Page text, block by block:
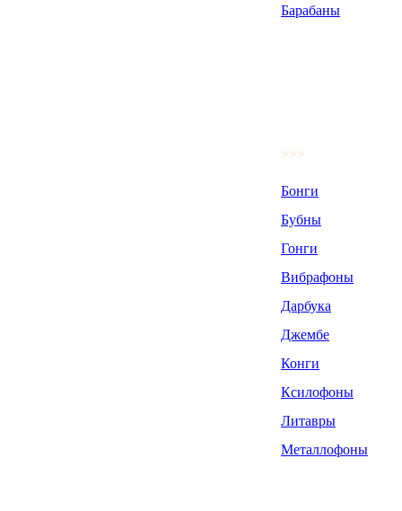
Барабаны
>>>
Бонги
Бубны
Гонги
Вибрафоны
Дарбука
Джембе
Конги
Ксилофоны
Литавры
Металлофоны